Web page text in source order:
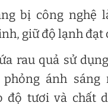
bị công nghệ
giữ độ lạnh đạt
rau quả sử
phỏng ánh
độ tươi và chất